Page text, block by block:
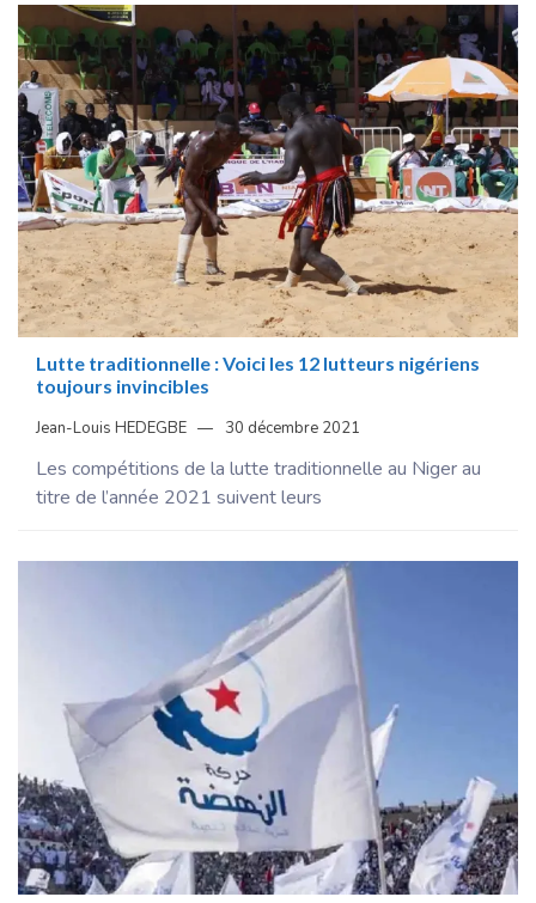
Lutte traditionnelle : Voici les 12 lutteurs nigériens
toujours invincibles
Jean-Louis HEDEGBE 30 décembre 2021
Les compétitions de la lutte traditionnelle au Niger au
titre de l’année 2021 suivent leurs